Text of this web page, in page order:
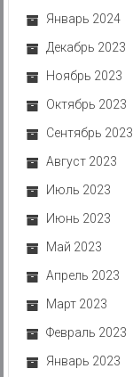
Январь 2024
Декабрь 2023
Ноябрь 2023
Октябрь 2023
Сентябрь 2023
Август 2023
Июль 2023
Июнь 2023
Май 2023
Апрель 2023
Март 2023
Февраль 2023
Январь 2023